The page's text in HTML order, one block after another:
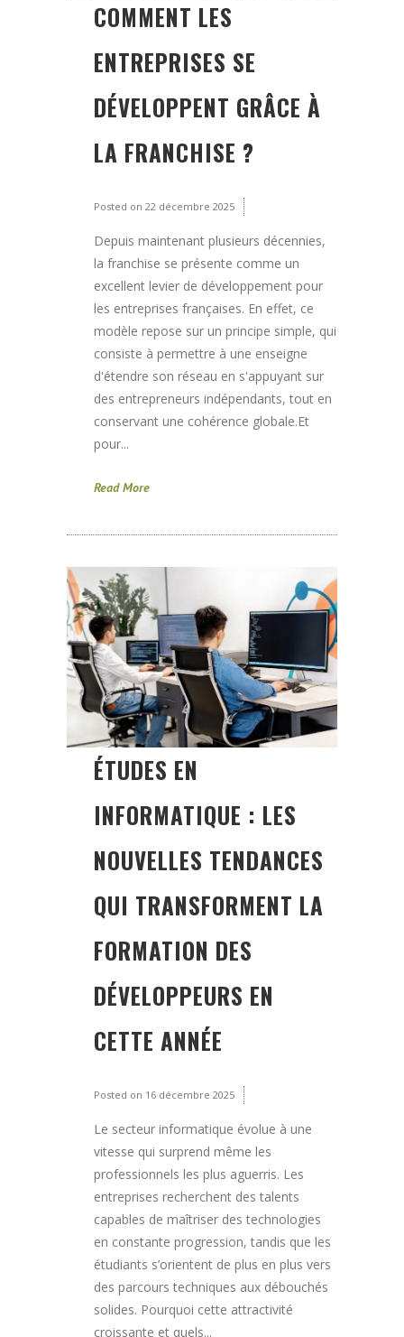
COMMENT LES
ENTREPRISES SE
DÉVELOPPENT GRÂCE À
LA FRANCHISE ?
Posted on 22 décembre 2025
Depuis maintenant plusieurs décennies,
la franchise se présente comme un
excellent levier de développement pour
les entreprises françaises. En effet, ce
modèle repose sur un principe simple, qui
consiste à permettre à une enseigne
d'étendre son réseau en s'appuyant sur
des entrepreneurs indépendants, tout en
conservant une cohérence globale.Et
pour...
Read More
ÉTUDES EN
INFORMATIQUE : LES
NOUVELLES TENDANCES
QUI TRANSFORMENT LA
FORMATION DES
DÉVELOPPEURS EN
CETTE ANNÉE
Posted on 16 décembre 2025
Le secteur informatique évolue à une
vitesse qui surprend même les
professionnels les plus aguerris. Les
entreprises recherchent des talents
capables de maîtriser des technologies
en constante progression, tandis que les
étudiants s’orientent de plus en plus vers
des parcours techniques aux débouchés
solides. Pourquoi cette attractivité
croissante et quels...